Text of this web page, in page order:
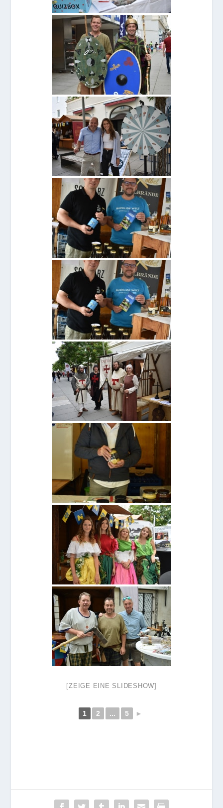
[ZEIGE EINE SLIDESHOW]
1 2 ... 5 ►